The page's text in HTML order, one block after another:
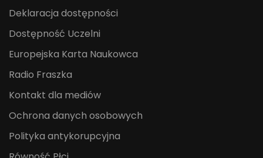
Deklaracja dostępności
Dostępność Uczelni
Europejska Karta Naukowca
Radio Fraszka
Kontakt dla mediów
Ochrona danych osobowych
Polityka antykorupcyjna